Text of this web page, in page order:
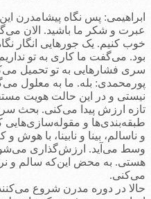
ابراهیمی: پس نگاه پیشامدرن
عبرت و شکر ما باشید. الان
خوب کنیم. یک جورهایی انگار
بود. می‌گفت ما کاری به تو
سری فشارهایی به تو تحمیل
پورمحمدی: بله. ما به معلول
نیستی و در این حالت هویت
تازه ارزش پیدا می‌کنی. بحث
طبقه‌بندی‌ها و مقوله‌سازی‌هایی
و ناسالم، بینا و نابینا، با
وسط می‌آید. ارزش‌گذاری
هستی. به محض این‌که سالم و
می‌کنی.
حالا در دوره مدرن شروع